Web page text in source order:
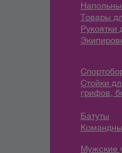
Товары
Рукоятки
Стойки
грифов,
Батуты
Мужские